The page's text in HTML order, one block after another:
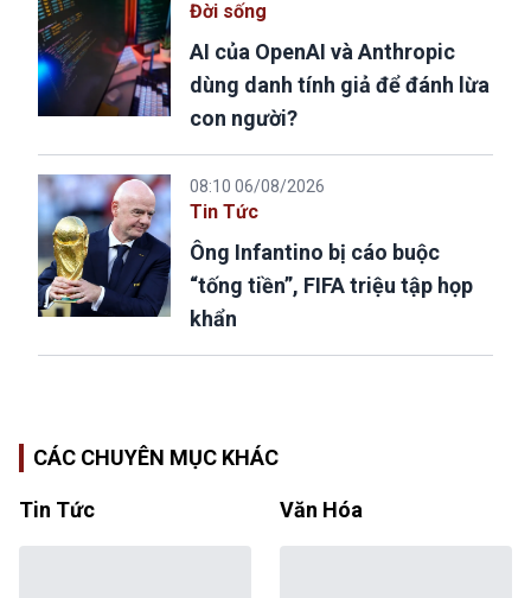
Đời sống
AI của OpenAI và Anthropic
dùng danh tính giả để đánh lừa
con người?
08:10 06/08/2026
Tin Tức
Ông Infantino bị cáo buộc
“tống tiền”, FIFA triệu tập họp
khẩn
CÁC CHUYÊN MỤC KHÁC
Tin Tức Văn Hóa